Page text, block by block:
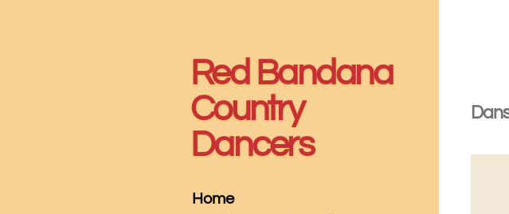
Red Bandana
Country
Dancers
Home